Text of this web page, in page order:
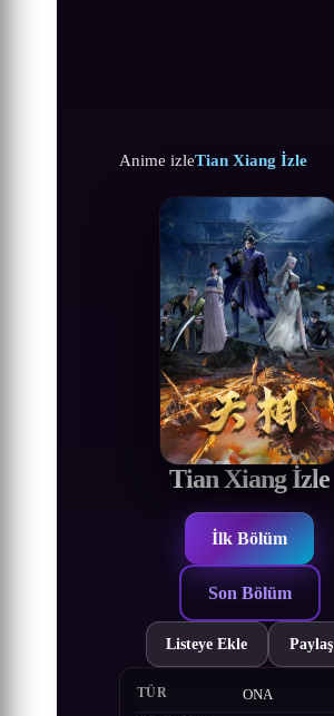
Anime izleTian Xiang İzle
Tian Xiang İzle
İlk Bölüm
Son Bölüm
Listeye Ekle Paylaş
TÜR ONA